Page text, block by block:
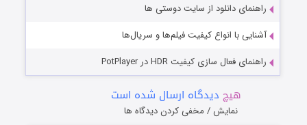
راهنمای دانلود از سایت دوستی ها
آشنایی با انواع کیفیت فیلم‌ها و سریال‌ها
راهنمای فعال سازی کیفیت HDR در PotPlayer
هیچ دیدگاه ارسال شده است
نمایش / مخفی کردن دیدگاه ها